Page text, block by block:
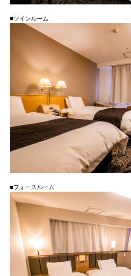
■ツインルーム
■フォースルーム